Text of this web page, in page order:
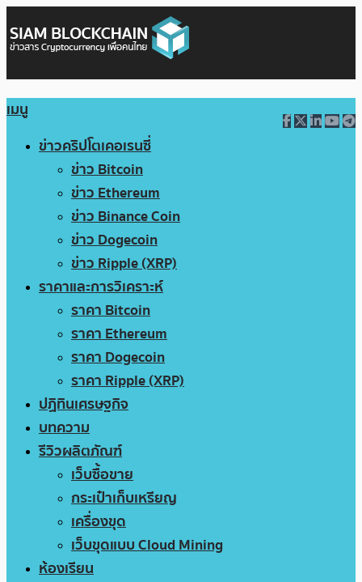
เมนู
ข่าวคริปโตเคอเรนซี่
ข่าว Bitcoin
ข่าว Ethereum
ข่าว Binance Coin
ข่าว Dogecoin
ข่าว Ripple (XRP)
ราคาและการวิเคราะห์
ราคา Bitcoin
ราคา Ethereum
ราคา Dogecoin
ราคา Ripple (XRP)
ปฏิทินเศรษฐกิจ
บทความ
รีวิวผลิตภัณฑ์
เว็บซื้อขาย
กระเป๋าเก็บเหรียญ
เครื่องขุด
เว็บขุดแบบ Cloud Mining
ห้องเรียน